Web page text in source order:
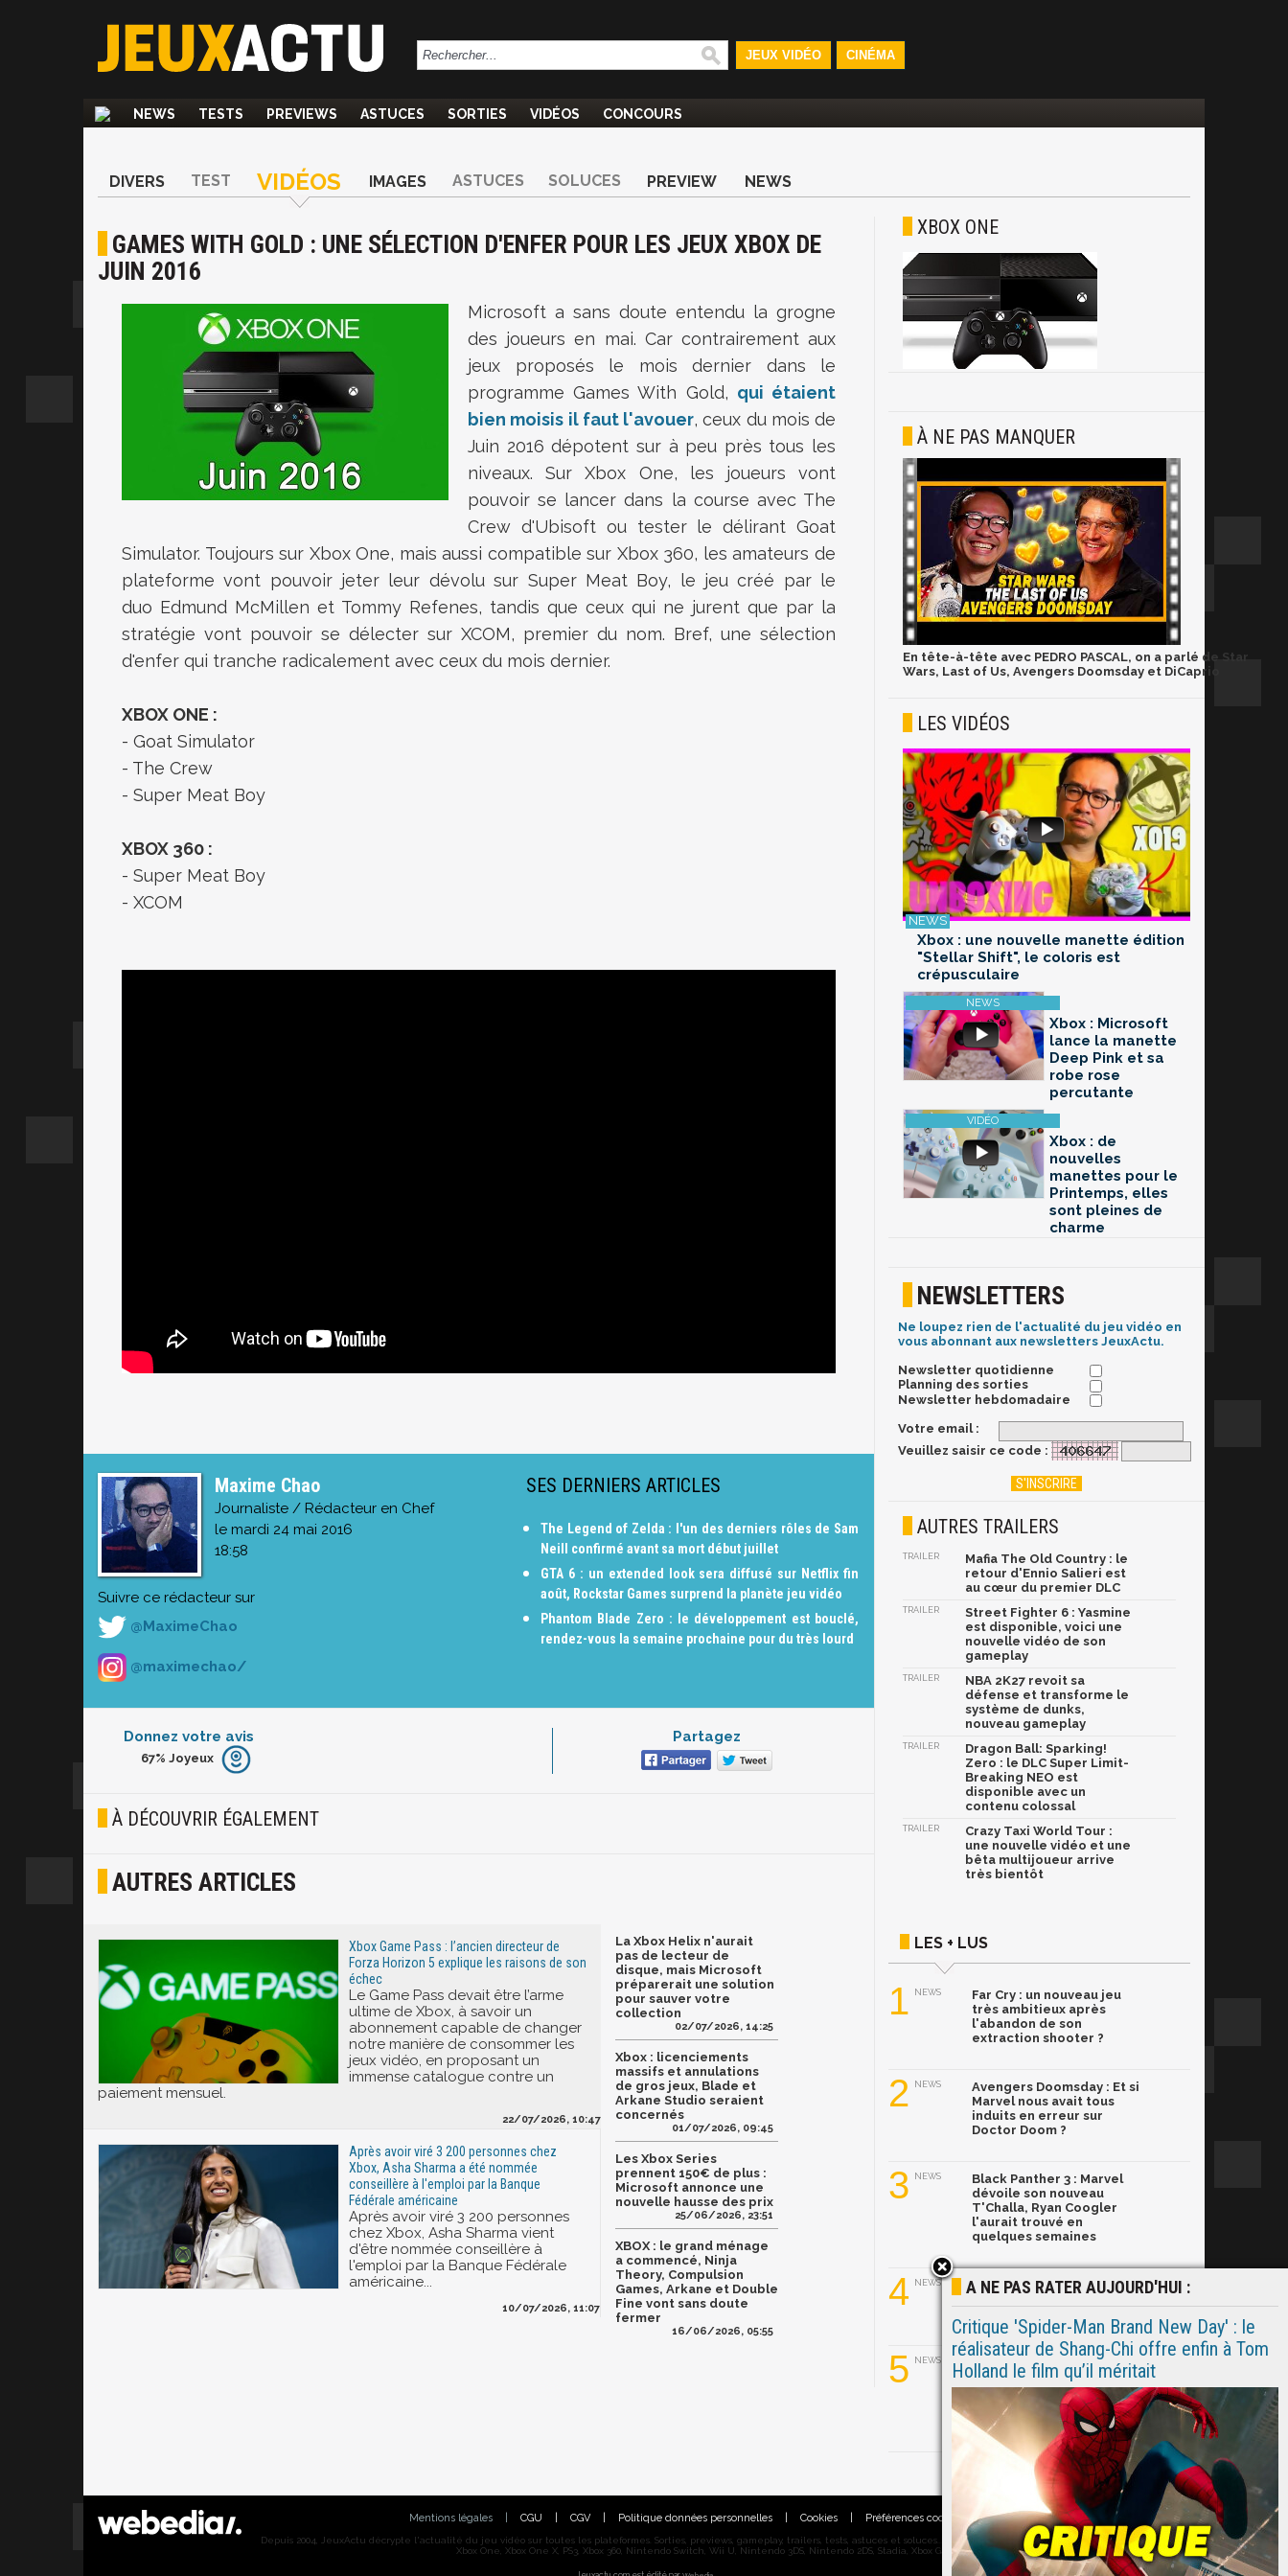
JEUX VIDÉO CINÉMA
NEWS TESTS PREVIEWS ASTUCES SORTIES VIDÉOS CONCOURS
DIVERS TEST VIDÉOS IMAGES ASTUCES SOLUCES PREVIEW NEWS
GAMES WITH GOLD : UNE SÉLECTION D'ENFER POUR LES JEUX XBOX DE
JUIN 2016
Microsoft a sans doute entendu la grogne
des joueurs en mai. Car contrairement aux
jeux proposés le mois dernier dans le
programme Games With Gold, qui étaient
bien moisis il faut l'avouer, ceux du mois de
Juin 2016 dépotent sur à peu près tous les
niveaux. Sur Xbox One, les joueurs vont
pouvoir se lancer dans la course avec The
Crew d'Ubisoft ou tester le délirant Goat
Simulator. Toujours sur Xbox One, mais aussi compatible sur Xbox 360, les amateurs de
plateforme vont pouvoir jeter leur dévolu sur Super Meat Boy, le jeu créé par le
duo Edmund McMillen et Tommy Refenes, tandis que ceux qui ne jurent que par la
stratégie vont pouvoir se délecter sur XCOM, premier du nom. Bref, une sélection
d'enfer qui tranche radicalement avec ceux du mois dernier.
XBOX ONE :
- Goat Simulator
- The Crew
- Super Meat Boy
XBOX 360 :
- Super Meat Boy
- XCOM
Maxime Chao
Journaliste / Rédacteur en Chef
le mardi 24 mai 2016
18:58
Suivre ce rédacteur sur
@MaximeChao
@maximechao/
SES DERNIERS ARTICLES
The Legend of Zelda : l'un des derniers rôles de Sam
Neill confirmé avant sa mort début juillet
GTA 6 : un extended look sera diffusé sur Netflix fin
août, Rockstar Games surprend la planète jeu vidéo
Phantom Blade Zero : le développement est bouclé,
rendez-vous la semaine prochaine pour du très lourd
Donnez votre avis
Furieux
Joyeux
67% Joyeux
Partagez
À DÉCOUVRIR ÉGALEMENT
AUTRES ARTICLES
Xbox Game Pass : l’ancien directeur de
Forza Horizon 5 explique les raisons de son
échec
Le Game Pass devait être l’arme
ultime de Xbox, à savoir un
abonnement capable de changer
notre manière de consommer les
jeux vidéo, en proposant un
immense catalogue contre un
paiement mensuel.
22/07/2026, 10:47
Après avoir viré 3 200 personnes chez
Xbox, Asha Sharma a été nommée
conseillère à l'emploi par la Banque
Fédérale américaine
Après avoir viré 3 200 personnes
chez Xbox, Asha Sharma vient
d'être nommée conseillère à
l'emploi par la Banque Fédérale
américaine...
10/07/2026, 11:07
La Xbox Helix n'aurait
pas de lecteur de
disque, mais Microsoft
préparerait une solution
pour sauver votre
collection
02/07/2026, 14:25
Xbox : licenciements
massifs et annulations
de gros jeux, Blade et
Arkane Studio seraient
concernés
01/07/2026, 09:45
Les Xbox Series
prennent 150€ de plus :
Microsoft annonce une
nouvelle hausse des prix
25/06/2026, 23:51
XBOX : le grand ménage
a commencé, Ninja
Theory, Compulsion
Games, Arkane et Double
Fine vont sans doute
fermer
16/06/2026, 05:55
XBOX ONE
À NE PAS MANQUER
En tête-à-tête avec PEDRO PASCAL, on a parlé de Star
Wars, Last of Us, Avengers Doomsday et DiCaprio
LES VIDÉOS
Xbox : une nouvelle manette édition
"Stellar Shift", le coloris est
crépusculaire
Xbox : Microsoft
lance la manette
Deep Pink et sa
robe rose
percutante
Xbox : de
nouvelles
manettes pour le
Printemps, elles
sont pleines de
charme
NEWSLETTERS
Ne loupez rien de l'actualité du jeu vidéo en
vous abonnant aux newsletters JeuxActu.
Newsletter quotidienne
Planning des sorties
Newsletter hebdomadaire
Votre email :
Veuillez saisir ce code :
AUTRES TRAILERS
TRAILER
Mafia The Old Country : le
retour d'Ennio Salieri est
au cœur du premier DLC
TRAILER
Street Fighter 6 : Yasmine
est disponible, voici une
nouvelle vidéo de son
gameplay
TRAILER
NBA 2K27 revoit sa
défense et transforme le
système de dunks,
nouveau gameplay
TRAILER
Dragon Ball: Sparking!
Zero : le DLC Super Limit-
Breaking NEO est
disponible avec un
contenu colossal
TRAILER
Crazy Taxi World Tour :
une nouvelle vidéo et une
bêta multijoueur arrive
très bientôt
LES + LUS
1 NEWS
Far Cry : un nouveau jeu
très ambitieux après
l'abandon de son
extraction shooter ?
2 NEWS
Avengers Doomsday : Et si
Marvel nous avait tous
induits en erreur sur
Doctor Doom ?
3 NEWS
Black Panther 3 : Marvel
dévoile son nouveau
T'Challa, Ryan Coogler
l'aurait trouvé en
quelques semaines
4 NEWS
Ghost Rider dans le MCU :
5 NEWS
Ryan Gosling a convaincu
Marvel de relancer Ghost
Rider avec son propre
pitch ! Explications.
Mentions légales CGU CGV Politique données personnelles Cookies Préférences cookies | Contacts
Depuis 2004, JeuxActu décrypte l'actualité du jeu vidéo sur toutes les plateformes. Sorties, previews, gameplay, trailers, tests, astuces et soluces... on vous dit tout ! PC, PS5, PS4, PS4 Pro, Xbox series X,
Xbox One, Xbox One X, PS3, Xbox 360, Nintendo Switch, Wii U, Nintendo 3DS, Nintendo 2DS, Stadia, Xbox Game Pass...
A NE PAS RATER AUJOURD'HUI :
Critique 'Spider-Man Brand New Day' : le
réalisateur de Shang-Chi offre enfin à Tom
Holland le film qu’il méritait